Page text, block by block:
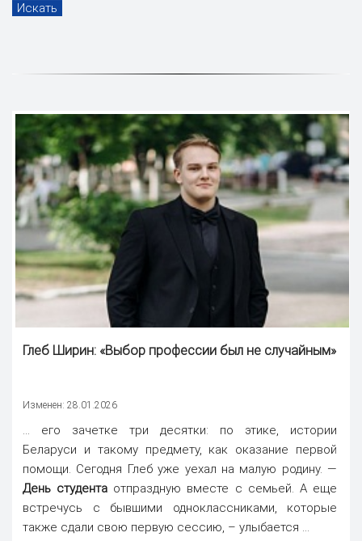
Глеб Ширин: «Выбор профессии был не случайным»
Изменен: 28.01.2026
... его зачетке три десятки: по этике, истории
Беларуси и такому предмету, как оказание первой
помощи. Сегодня Глеб уже уехал на малую родину. —
День студента отпраздную вместе с семьей. А еще
встречусь с бывшими одноклассниками, которые
также сдали свою первую сессию, – улыбается ...